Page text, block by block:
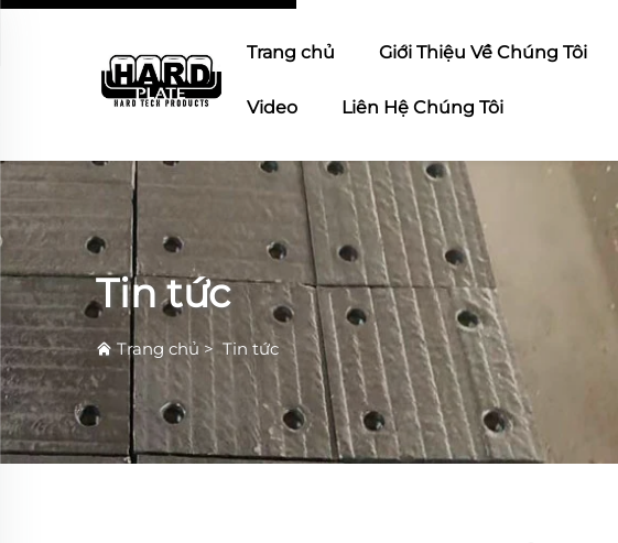
Trang chủ Giới Thiệu Về Chúng Tôi
Video Liên Hệ Chúng Tôi
Tin tức
Trang chủ >Tin tức